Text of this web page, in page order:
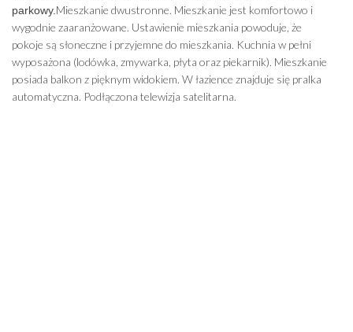
parkowy. Mieszkanie dwustronne. Mieszkanie jest komfortowo i
wygodnie zaaranżowane. Ustawienie mieszkania powoduje, że
pokoje są słoneczne i przyjemne do mieszkania. Kuchnia w pełni
wyposażona (lodówka, zmywarka, płyta oraz piekarnik). Mieszkanie
posiada balkon z pięknym widokiem. W łazience znajduje się pralka
automatyczna. Podłączona telewizja satelitarna.